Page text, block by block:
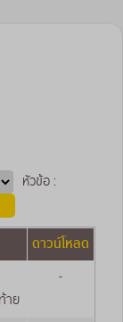
หัวข้อ :
ดาวน์โหลด
าย
-